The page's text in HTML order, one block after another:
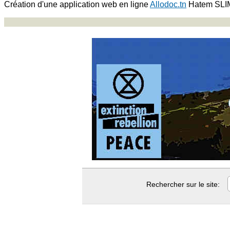
Création d'une application web en ligneAllodoc.tn Hatem
Rechercher sur le site: